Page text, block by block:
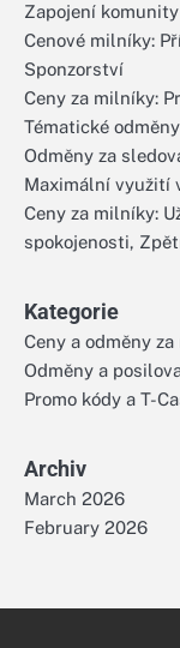
Zapojení komunity
Cenové milníky:
Sponzorství
Ceny za milníky:
Tématické odměny
Odměny za
Maximální využití
Ceny za milníky:
spokojenosti,
Kategorie
Ceny a odměny
Odměny a
Promo kódy a T-
Archiv
March 2026
February 2026